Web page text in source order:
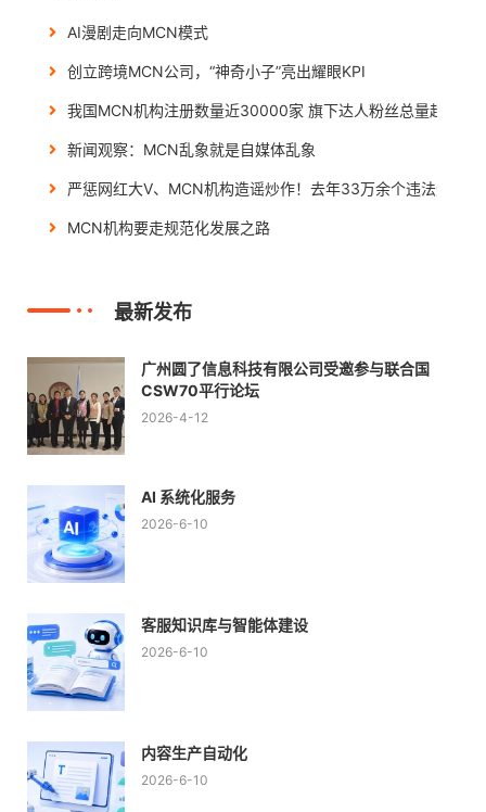
AI漫剧走向MCN模式
创立跨境MCN公司，“神奇小子”亮出耀眼KPI
我国MCN机构注册数量近30000家 旗下达人粉丝总量超500
新闻观察：MCN乱象就是自媒体乱象
严惩网红大V、MCN机构造谣炒作！去年33万余个违法违规账
MCN机构要走规范化发展之路
最新发布
广州圆了信息科技有限公司受邀参与联合国
CSW70平行论坛
2026-4-12
AI 系统化服务
2026-6-10
客服知识库与智能体建设
2026-6-10
内容生产自动化
2026-6-10